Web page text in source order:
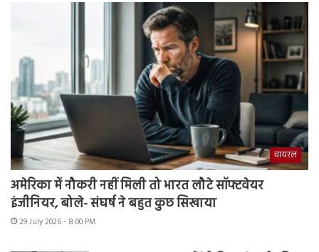
वायरल
अमेरिका में नौकरी नहीं मिली तो भारत लौटे सॉफ्टवेयर
इंजीनियर, बोले- संघर्ष ने बहुत कुछ सिखाया
29 July 2026 - 8:00 PM